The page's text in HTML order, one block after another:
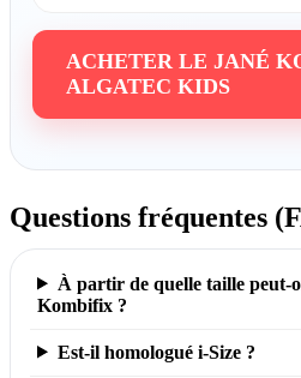
ACHETER LE JANÉ
ALGATEC KIDS
Questions fréquentes
À partir de quelle taille peut-
Kombifix ?
Est-il homologué i-Size ?